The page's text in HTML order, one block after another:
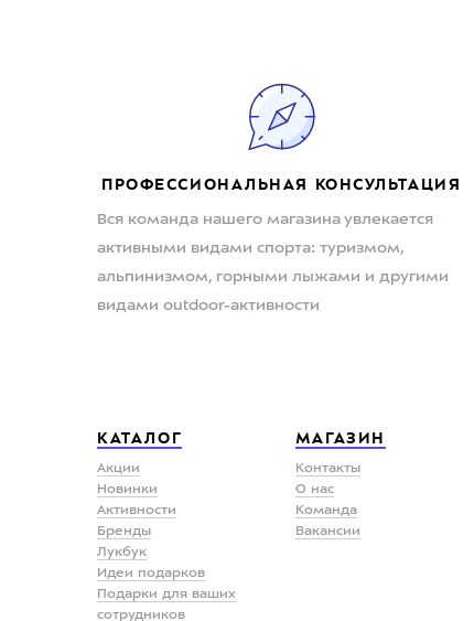
ПРОФЕССИОНАЛЬНАЯ КОНСУЛЬТАЦИЯ
Вся команда нашего магазина увлекается
активными видами спорта: туризмом,
альпинизмом, горными лыжами и другими
видами outdoor-активности
КАТАЛОГ
Акции
Новинки
Активности
Бренды
Лукбук
Идеи подарков
Подарки для ваших
сотрудников
МАГАЗИН
Контакты
О нас
Команда
Вакансии